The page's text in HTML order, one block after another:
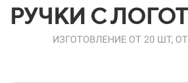
РУЧКИ С
ИЗГОТОВЛЕНИЕ ОТ 20 ШТ,